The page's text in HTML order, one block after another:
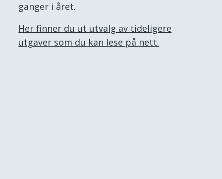
ganger i året.
Her finner du ut utvalg av tideligere
utgaver som du kan lese på nett.